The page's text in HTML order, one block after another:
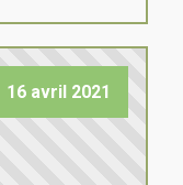
16 avril 2021